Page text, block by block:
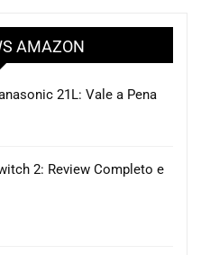
AMAZON
21L: Vale a Pena
2: Review Completo e